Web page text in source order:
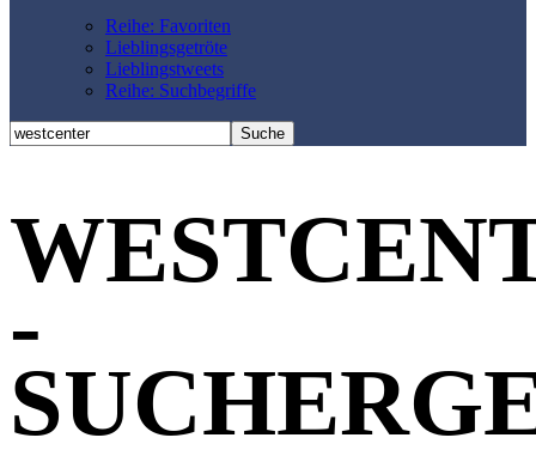
Reihe: Favoriten
Lieblingsgetröte
Lieblingstweets
Reihe: Suchbegriffe
-